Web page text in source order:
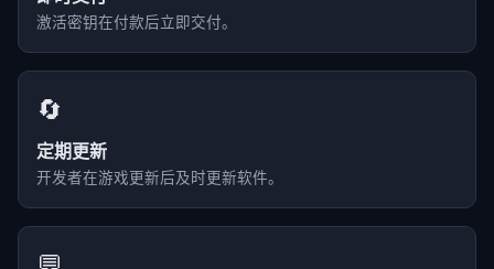
激活密钥在付款后立即交付。
🔄
定期更新
开发者在游戏更新后及时更新软件。